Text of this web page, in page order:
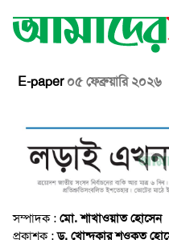
E-paper০৫ ফেব্রুয়ারি ২০২৬
সম্পাদক : মো. শাখাওয়াত হোসেন
প্রকাশক :ড. খোন্দকার শওকত